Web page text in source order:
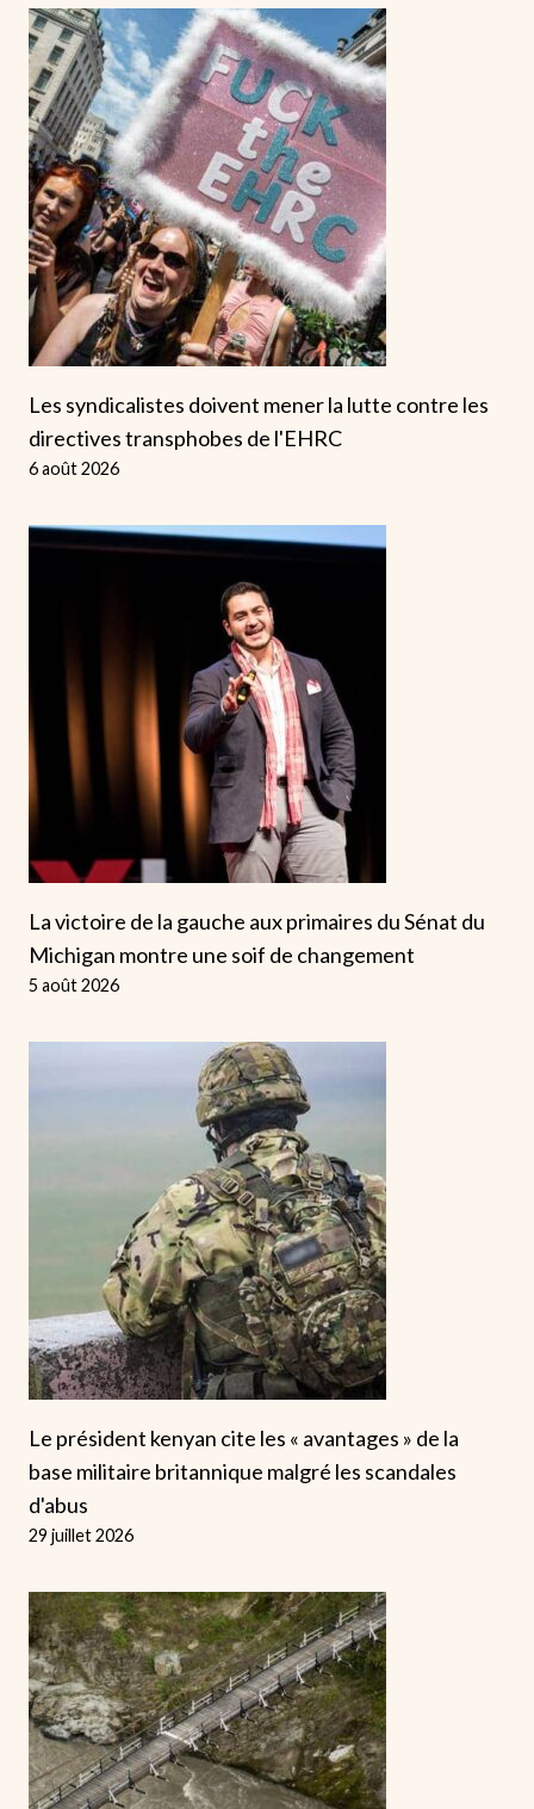
Les syndicalistes doivent mener la lutte contre les
directives transphobes de l'EHRC
6 août 2026
La victoire de la gauche aux primaires du Sénat du
Michigan montre une soif de changement
5 août 2026
Le président kenyan cite les « avantages » de la
base militaire britannique malgré les scandales
d'abus
29 juillet 2026